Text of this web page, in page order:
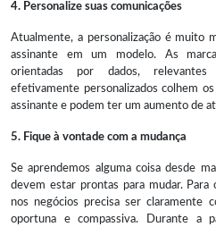
4. Personalize suas comunicações
Atualmente, a personalização é muito
assinante em um modelo. As
orientadas por dados, relevantes
efetivamente personalizados colhem
assinante e podem ter um aumento de
5. Fique à vontade com a mudança
Se aprendemos alguma coisa desde
devem estar prontas para mudar. Para
nos negócios precisa ser claramente
oportuna e compassiva. Durante a